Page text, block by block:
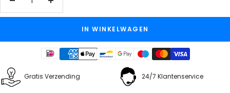
Aantal
verlagen
Aantal
verhogen
IN WINKELWAGEN
Gratis Verzending 24/7 Klantenservice